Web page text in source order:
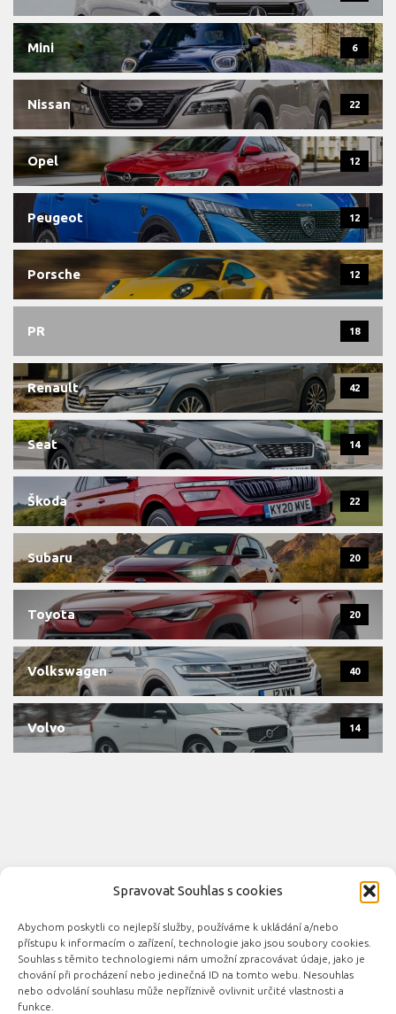
Spravovat Souhlas s cookies
Abychom poskytli co nejlepší služby, používáme k ukládání a/nebo
přístupu k informacím o zařízení, technologie jako jsou soubory cookies.
Souhlas s těmito technologiemi nám umožní zpracovávat údaje, jako je
chování při procházení nebo jedinečná ID na tomto webu. Nesouhlas
nebo odvolání souhlasu může nepříznivě ovlivnit určité vlastnosti a
funkce.
Mini 6
Nissan 22
Opel 12
Peugeot 12
Porsche 12
PR 18
Renault 42
Seat 14
Škoda 22
Subaru 20
Toyota 20
Volkswagen 40
Volvo 14
Novinky automobilového průmyslu © 2026. Všechna práva
vyhrazena.
Podporováno - Designed with the